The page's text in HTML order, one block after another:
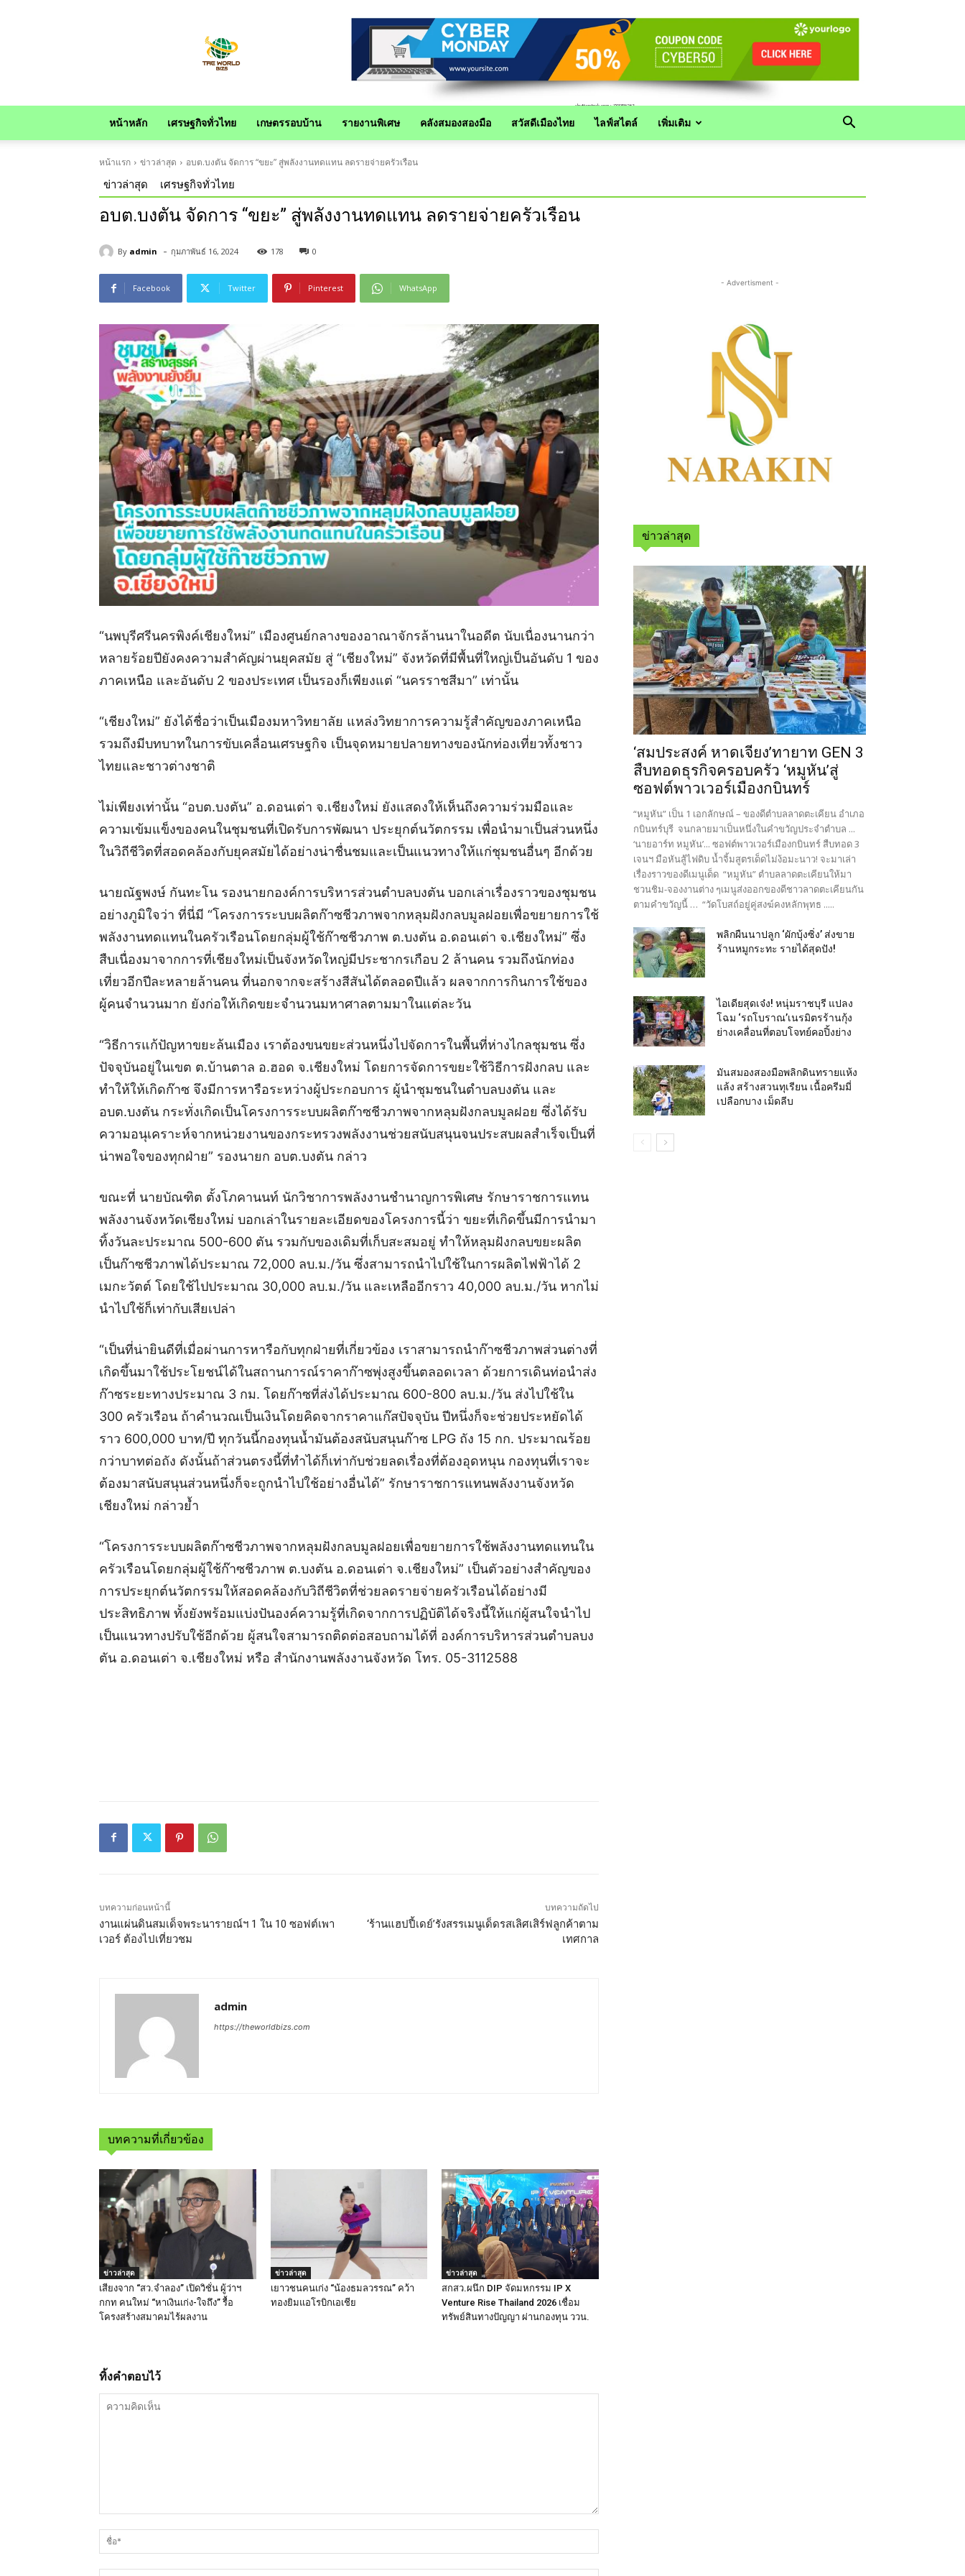
หน้าหลัก เศรษฐกิจทั่วไทย เกษตรรอบบ้าน รายงานพิเศษ คลังสมองสองมือ สวัสดีเมืองไทย ไลฟ์สไตล์ เพิ่มเติม
หน้าแรก ข่าวล่าสุด อบต.บงตัน จัดการ “ขยะ” สู่พลังงานทดแทน ลดรายจ่ายครัวเรือน
ข่าวล่าสุด เศรษฐกิจทั่วไทย
อบต.บงตัน จัดการ “ขยะ” สู่พลังงานทดแทน ลดรายจ่ายครัวเรือน
By admin - กุมภาพันธ์ 16, 2024 178 0
Facebook Twitter Pinterest WhatsApp
“นพบุรีศรีนครพิงค์เชียงใหม่” เมืองศูนย์กลางของอาณาจักรล้านนาในอดีต นับเนื่องนานกว่า
หลายร้อยปียังคงความสำคัญผ่านยุคสมัย สู่ “เชียงใหม่” จังหวัดที่มีพื้นที่ใหญ่เป็นอันดับ 1 ของ
ภาคเหนือ และอันดับ 2 ของประเทศ เป็นรองก็เพียงแต่ “นครราชสีมา” เท่านั้น
“เชียงใหม่” ยังได้ชื่อว่าเป็นเมืองมหาวิทยาลัย แหล่งวิทยาการความรู้สำคัญของภาคเหนือ
รวมถึงมีบทบาทในการขับเคลื่อนเศรษฐกิจ เป็นจุดหมายปลายทางของนักท่องเที่ยวทั้งชาว
ไทยและชาวต่างชาติ
ไม่เพียงเท่านั้น “อบต.บงตัน” อ.ดอนเต่า จ.เชียงใหม่ ยังแสดงให้เห็นถึงความร่วมมือและ
ความเข้มแข็งของคนในชุมชนที่เปิดรับการพัฒนา ประยุกต์นวัตกรรม เพื่อนำมาเป็นส่วนหนึ่ง
ในวิถีชีวิตที่สอดคล้องกับยุคสมัยได้อย่างน่าชื่นชมและเป็นแนวทางให้แก่ชุมชนอื่นๆ อีกด้วย
นายณัฐพงษ์ กันทะโน รองนายกองค์การบริหารส่วนตำบลบงตัน บอกเล่าเรื่องราวของชุมชน
อย่างภูมิใจว่า ที่นี่มี “โครงการระบบผลิตก๊าซชีวภาพจากหลุมฝังกลบมูลฝอยเพื่อขยายการใช้
พลังงานทดแทนในครัวเรือนโดยกลุ่มผู้ใช้ก๊าซชีวภาพ ต.บงตัน อ.ดอนเต่า จ.เชียงใหม่” ซึ่ง
สืบเนื่องมาจากการที่เชียงใหม่เป็นจังหวัดใหญ่มีประชากรเกือบ 2 ล้านคน รวมถึงนักท่อง
เที่ยวอีกปีละหลายล้านคน ที่นอกจากจะสร้างสีสันได้ตลอดปีแล้ว ผลจากการกินการใช้ของ
ผู้คนจำนวนมาก ยังก่อให้เกิดขยะจำนวนมหาศาลตามมาในแต่ละวัน
“วิธีการแก้ปัญหาขยะล้นเมือง เราต้องขนขยะส่วนหนึ่งไปจัดการในพื้นที่ห่างไกลชุมชน ซึ่ง
ปัจจุบันอยู่ในเขต ต.บ้านตาล อ.ฮอด จ.เชียงใหม่ โดยการจัดการขยะใช้วิธีการฝังกลบ และ
ทำให้ให้เกิดก๊าซ จึงมีการหารือระหว่างผู้ประกอบการ ผู้นำชุมชนในตำบลบงตัน และ
อบต.บงตัน กระทั่งเกิดเป็นโครงการระบบผลิตก๊าซชีวภาพจากหลุมฝังกลบมูลฝอย ซึ่งได้รับ
ความอนุเคราะห์จากหน่วยงานของกระทรวงพลังงานช่วยสนับสนุนจนประสบผลสำเร็จเป็นที่
น่าพอใจของทุกฝ่าย” รองนายก อบต.บงตัน กล่าว
ขณะที่ นายบัณฑิต ตั้งโภคานนท์ นักวิชาการพลังงานชำนาญการพิเศษ รักษาราชการแทน
พลังงานจังหวัดเชียงใหม่ บอกเล่าในรายละเอียดของโครงการนี้ว่า ขยะที่เกิดขึ้นมีการนำมา
ทิ้งวันละประมาณ 500-600 ตัน รวมกับของเดิมที่เก็บสะสมอยู่ ทำให้หลุมฝังกลบขยะผลิต
เป็นก๊าซชีวภาพได้ประมาณ 72,000 ลบ.ม./วัน ซึ่งสามารถนำไปใช้ในการผลิตไฟฟ้าได้ 2
เมกะวัตต์ โดยใช้ไปประมาณ 30,000 ลบ.ม./วัน และเหลืออีกราว 40,000 ลบ.ม./วัน หากไม่
นำไปใช้ก็เท่ากับเสียเปล่า
“เป็นที่น่ายินดีที่เมื่อผ่านการหารือกับทุกฝ่ายที่เกี่ยวข้อง เราสามารถนำก๊าซชีวภาพส่วนต่างที่
เกิดขึ้นมาใช้ประโยชน์ได้ในสถานการณ์ราคาก๊าซพุ่งสูงขึ้นตลอดเวลา ด้วยการเดินท่อนำส่ง
ก๊าซระยะทางประมาณ 3 กม. โดยก๊าซที่ส่งได้ประมาณ 600-800 ลบ.ม./วัน ส่งไปใช้ใน
300 ครัวเรือน ถ้าคำนวณเป็นเงินโดยคิดจากราคาแก๊สปัจจุบัน ปีหนึ่งก็จะช่วยประหยัดได้
ราว 600,000 บาท/ปี ทุกวันนี้กองทุนน้ำมันต้องสนับสนุนก๊าซ LPG ถัง 15 กก. ประมาณร้อย
กว่าบาทต่อถัง ดังนั้นถ้าส่วนตรงนี้ที่ทำได้ก็เท่ากับช่วยลดเรื่องที่ต้องอุดหนุน กองทุนที่เราจะ
ต้องมาสนับสนุนส่วนหนึ่งก็จะถูกนำไปใช้อย่างอื่นได้” รักษาราชการแทนพลังงานจังหวัด
เชียงใหม่ กล่าวย้ำ
“โครงการระบบผลิตก๊าซชีวภาพจากหลุมฝังกลบมูลฝอยเพื่อขยายการใช้พลังงานทดแทนใน
ครัวเรือนโดยกลุ่มผู้ใช้ก๊าซชีวภาพ ต.บงตัน อ.ดอนเต่า จ.เชียงใหม่” เป็นตัวอย่างสำคัญของ
การประยุกต์นวัตกรรมให้สอดคล้องกับวิถีชีวิตที่ช่วยลดรายจ่ายครัวเรือนได้อย่างมี
ประสิทธิภาพ ทั้งยังพร้อมแบ่งปันองค์ความรู้ที่เกิดจากการปฏิบัติได้จริงนี้ให้แก่ผู้สนใจนำไป
เป็นแนวทางปรับใช้อีกด้วย ผู้สนใจสามารถติดต่อสอบถามได้ที่ องค์การบริหารส่วนตำบลบง
ตัน อ.ดอนเต่า จ.เชียงใหม่ หรือ สำนักงานพลังงานจังหวัด โทร. 05-3112588
บทความก่อนหน้านี้
งานแผ่นดินสมเด็จพระนารายณ์ฯ 1 ใน 10 ซอฟต์เพา
เวอร์ ต้องไปเที่ยวชม
บทความถัดไป
‘ร้านแฮปปี้เดย์’รังสรรเมนูเด็ดรสเลิศเสิร์ฟลูกค้าตาม
เทศกาล
admin
https://theworldbizs.com
บทความที่เกี่ยวข้อง
ข่าวล่าสุด
เสียงจาก “สว.จำลอง” เปิดวิชั่น ผู้ว่าฯ
กกท คนใหม่ “หาเงินเก่ง-ใจถึง” รื้อ
โครงสร้างสมาคมไร้ผลงาน
ข่าวล่าสุด
เยาวชนคนเก่ง “น้องธมลวรรณ” คว้า
ทองยิมแอโรบิกเอเชีย
ข่าวล่าสุด
สกสว.ผนึก DIP จัดมหกรรม IP X
Venture Rise Thailand 2026 เชื่อม
ทรัพย์สินทางปัญญา ผ่านกองทุน ววน.
ทิ้งคำตอบไว้
คิด
เห็น
- Advertisment -
ข่าวล่าสุด
‘สมประสงค์ หาดเจียง’ทายาท GEN 3
สืบทอดธุรกิจครอบครัว ‘หมูหัน’สู่
ซอฟต์พาวเวอร์เมืองกบินทร์
“หมูหัน” เป็น 1 เอกลักษณ์ – ของดีตำบลลาดตะเคียน อำเภอ
กบินทร์บุรี จนกลายมาเป็นหนึ่งในคำขวัญประจำตำบล ...
‘นายอาร์ท หมูหัน’... ซอฟต์พาวเวอร์เมืองกบินทร์ สืบทอด 3
เจนฯ มือหันสู้ไฟดิบ น้ำจิ้มสูตรเด็ดไม่ง้อมะนาว! จะมาเล่า
เรื่องราวของดีเมนูเด็ด “หมูหัน” ตำบลลาดตะเคียนให้มา
ชวนชิม-จองงานต่าง ๆเมนูส่งออกของดีชาวลาดตะเคียนกัน
ตามคำขวัญนี้ … “วัดโบสถ์อยู่คู่สงฆ์คงหลักพุทธ .....
พลิกผืนนาปลูก ‘ผักบุ้งซิ่ง’ ส่งขาย
ร้านหมูกระทะ รายได้สุดปัง!
ไอเดียสุดเจ๋ง! หนุ่มราชบุรี แปลง
โฉม ‘รถโบราณ’เนรมิตรร้านกุ้ง
ย่างเคลื่อนที่ตอบโจทย์คอปิ้งย่าง
มันสมองสองมือพลิกดินทรายแห้ง
แล้ง สร้างสวนทุเรียน เนื้อครีมมี่
เปลือกบาง เม็ดลีบ